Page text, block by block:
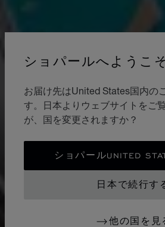
ショパールへようこ
お届け先はUnited States国内の
す。日本よりウェブサイトをご
が、国を変更されますか？
ショパールUNITED
日本で続行す
他の国を見